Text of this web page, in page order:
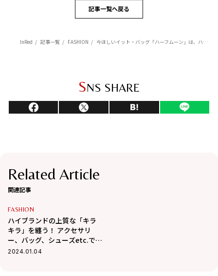
記事一覧へ戻る
InRed 記事一覧 FASHION 今ほしいイット・バッグ「ハーフムーン」は、ハイブランドで手に入れる！
SNS SHARE
Related Article
関連記事
FASHION
ハイブランドの上質な「キラ
キラ」を纏う！ アクセサリ
ー、バッグ、シューズetc.で、
冬の装いをクラスアップ
2024.01.04